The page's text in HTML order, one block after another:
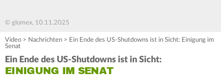
© glomex, 10.11.2025
Video > Nachrichten > Ein Ende des US-Shutdowns ist in Sicht: Einigung im
Senat
Ein Ende des US-Shutdowns ist in Sicht:
EINIGUNG IM SENAT